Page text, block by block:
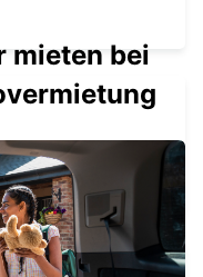
mieten bei